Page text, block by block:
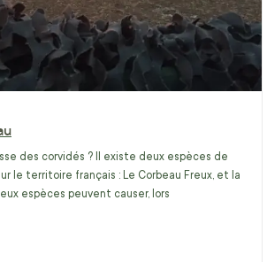
des corvidés ? Il existe deux espèces de
le territoire français : Le Corbeau Freux, et la
espèces peuvent causer, lors